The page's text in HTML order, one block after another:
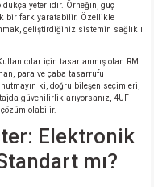
yeterlidir. Örneğin, güç
bir fark yaratabilir. Özellikle
geliştirdiğiniz sistemin sağlıklı
için tasarlanmış olan RM
para ve çaba tasarrufu
ki, doğru bileşen seçimleri,
güvenilirlik arıyorsanız, 4UF
olabilir.
Elektronik
mı?